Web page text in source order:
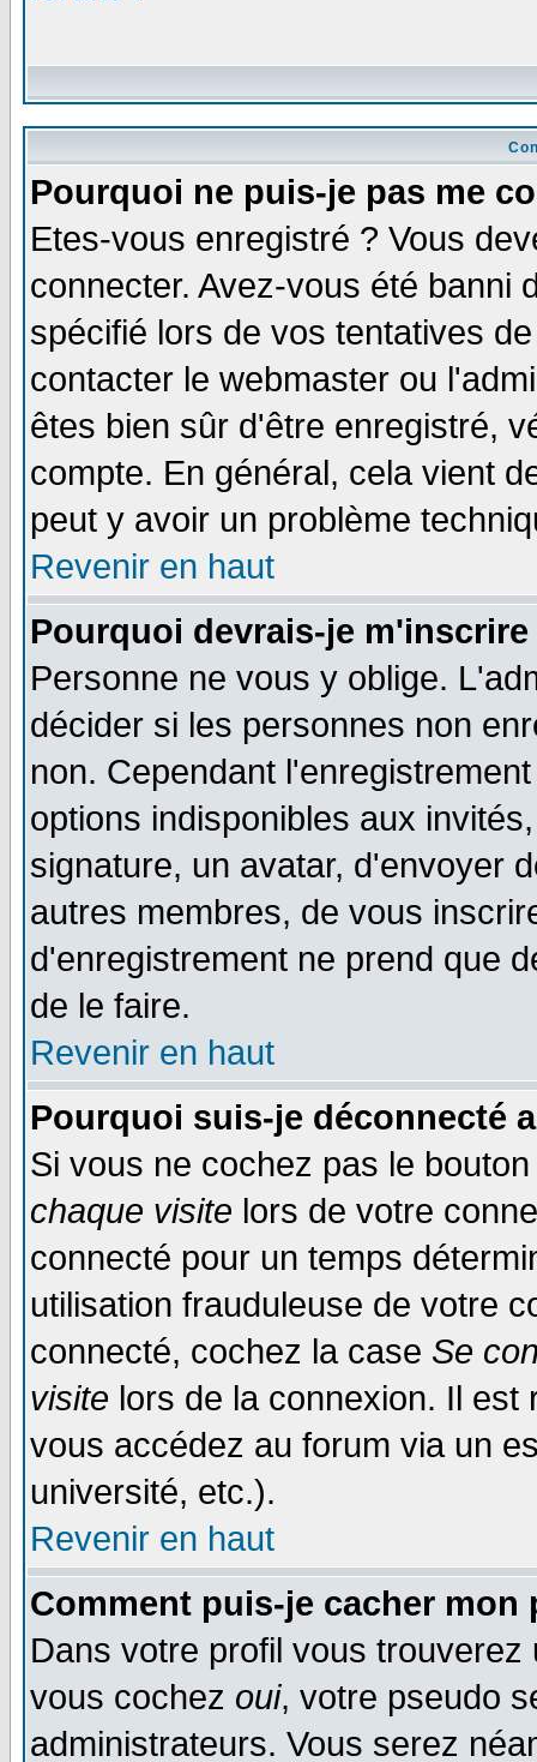
Pourquoi ne puis-je pas me
Etes-vous enregistré ? Vous
connecter. Avez-vous été banni
spécifié lors de vos tentatives
contacter le webmaster ou
êtes bien sûr d'être enregistré,
compte. En général, cela vient
peut y avoir un problème
Revenir en haut
Pourquoi devrais-je
Personne ne vous y oblige.
décider si les personnes non
non. Cependant
options indisponibles aux
signature, un avatar, d'envoyer
autres membres, de vous
d'enregistrement ne prend que
de le faire.
Revenir en haut
Pourquoi suis-je déconnecté
Si vous ne cochez pas le
chaque visite lors de votre
connecté pour un temps
utilisation frauduleuse de votre
connecté, cochez la case Se
visite lors de la connexion. Il
vous accédez au forum via un
université, etc.).
Revenir en haut
Comment puis-je cacher
Dans votre profil vous
vous cochez oui, votre pseudo
administrateurs. Vous serez